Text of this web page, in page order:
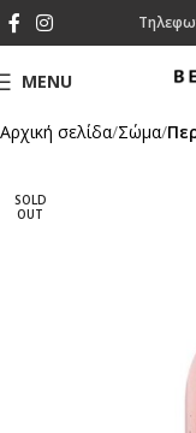
MENU
Αρχική σελίδα Σώμα
SOLD
OUT